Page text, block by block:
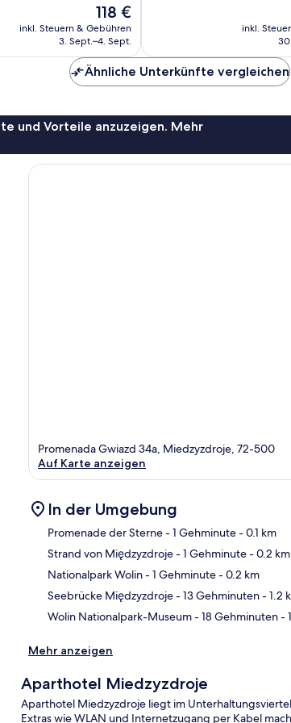
Der
Preis
beträgt
118 €
inkl. Steuern & Gebühren
3. Sept.–4. Sept.
inkl.
Ähnliche Unterkünfte vergleichen
und Vorteile anzuzeigen. Mehr
Promenada Gwiazd 34a, Miedzyzdroje, 72-500
Auf Karte anzeigen
In der Umgebung
Promenade der Sterne- 1 Gehminute- 0.1 km
Strand von Międzyzdroje- 1 Gehminute- 0.2 km
Nationalpark Wolin- 1 Gehminute- 0.2 km
Seebrücke Międzyzdroje- 13 Gehminuten- 1.2
Wolin Nationalpark-Museum- 18 Gehminuten-
Mehr anzeigen
Aparthotel Miedzyzdroje
Aparthotel Miedzyzdroje liegt im
Extras wie WLAN und Internetzugang per Kabel